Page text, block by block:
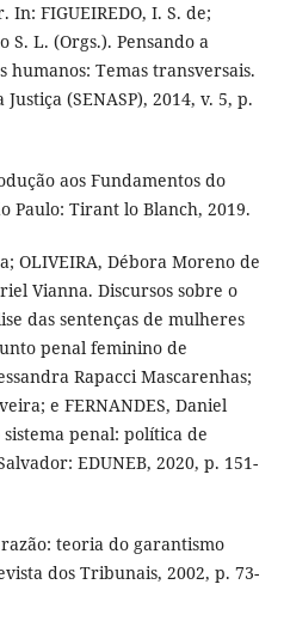
FIGUEIREDO, I. S. de;
S. L. (Orgs.). Pensando a
Temas transversais.
(SENASP), 2014, v. 5, p.
aos Fundamentos do
Paulo: Tirant lo Blanch, 2019.
OLIVEIRA, Débora Moreno de
Vianna. Discursos sobre o
das sentenças de mulheres
penal feminino de
Rapacci Mascarenhas;
e FERNANDES, Daniel
sistema penal: política de
EDUNEB, 2020, p. 151-
teoria do garantismo
dos Tribunais, 2002, p. 73-